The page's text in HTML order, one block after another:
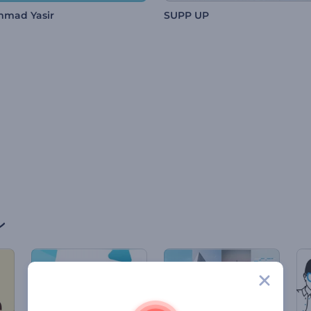
Yasir SUPP UP